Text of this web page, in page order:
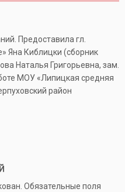
Предоставила гл.
Яна Киблицки (сборник
Наталья Григорьевна, зам.
МОУ «Липицкая средняя
район
Обязательные поля